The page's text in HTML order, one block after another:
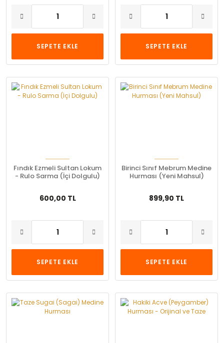
SEPETE EKLE SEPETE EKLE
Fındık Ezmeli Sultan Lokum
- Rulo Sarma (İçi Dolgulu)
600,00 TL
SEPETE EKLE
Birinci Sınıf Mebrum Medine
Hurması (Yeni Mahsul)
899,90 TL
SEPETE EKLE